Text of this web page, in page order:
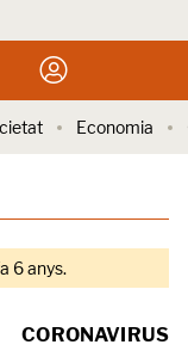
Economia
6 anys.
CORONAVIRUS